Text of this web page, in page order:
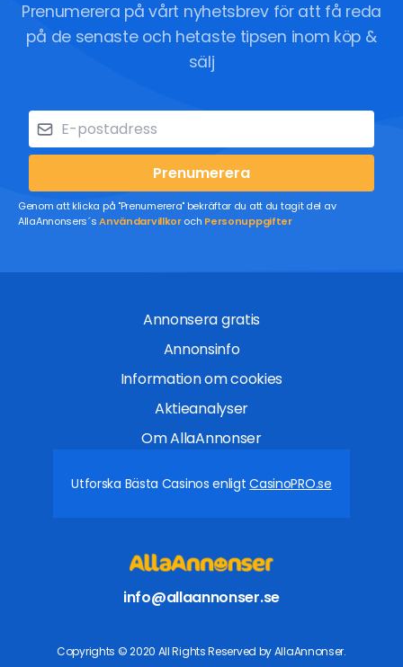
Prenumerera på vårt nyhetsbrev för att få reda
på de senaste och hetaste tipsen inom köp &
sälj
Prenumerera
Genom att klicka på "Prenumerera" bekräftar du att du tagit del av
AllaAnnonsers´sAnvändarvillkoroch Personuppgifter
Annonsera gratis
Annonsinfo
Information om cookies
Aktieanalyser
Om AllaAnnonser
Utforska Bästa Casinos enligtCasinoPRO.se
info@allaannonser.se
Copyrights © 2020 All Rights Reserved by AllaAnnonser.